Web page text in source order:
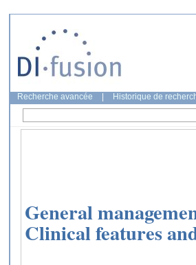
Recherche avancée Historique de
General
Clinical features